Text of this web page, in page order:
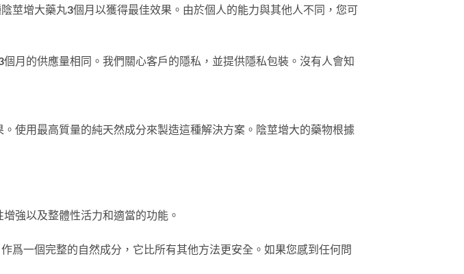
莖增大藥丸3個月以獲得最佳效果。由於個人的能力與其他人不同，您可
月的供應量相同。我們關心客戶的隱私，並提供隱私包裝。沒有人會知
使用最高質量的純天然成分來製造這種解決方案。陰莖增大的藥物根據
強以及整體性活力和適當的功能。
爲一個完整的自然成分，它比所有其他方法更安全。如果您感到任何問